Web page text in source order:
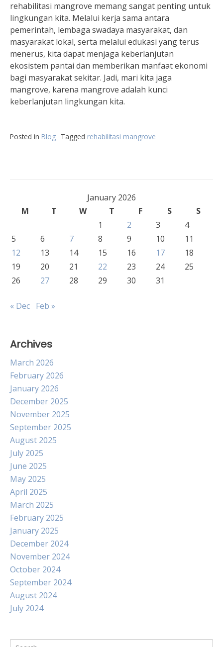
rehabilitasi mangrove memang sangat penting untuk
lingkungan kita. Melalui kerja sama antara
pemerintah, lembaga swadaya masyarakat, dan
masyarakat lokal, serta melalui edukasi yang terus
menerus, kita dapat menjaga keberlanjutan
ekosistem pantai dan memberikan manfaat ekonomi
bagi masyarakat sekitar. Jadi, mari kita jaga
mangrove, karena mangrove adalah kunci
keberlanjutan lingkungan kita.
Posted in Blog Tagged rehabilitasi mangrove
January 2026
M
T W T F S
S
1
2 3
4
5
6 7 8 9 10
11
12
13 14 15 16 17
18
19
20 21 22 23 24
25
26
27 28 29 30 31
« Dec Feb »
Archives
March 2026
February 2026
January 2026
December 2025
November 2025
September 2025
August 2025
July 2025
June 2025
May 2025
April 2025
March 2025
February 2025
January 2025
December 2024
November 2024
October 2024
September 2024
August 2024
July 2024
Search